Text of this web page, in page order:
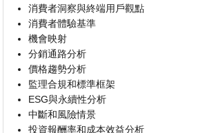
消費者洞察與終端用戶觀點
消費者體驗基準
機會映射
分銷通路分析
價格趨勢分析
監理合規和標準框架
ESG與永續性分析
中斷和風險情景
投資報酬率和成本效益分析